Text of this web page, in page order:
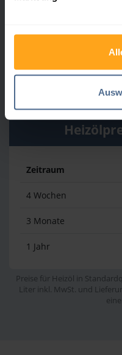
1 Jahr
Zeitraum
4 Wochen
3 Monate
1 Jahr
Preise für Heizöl in
Liter inkl. MwSt. und